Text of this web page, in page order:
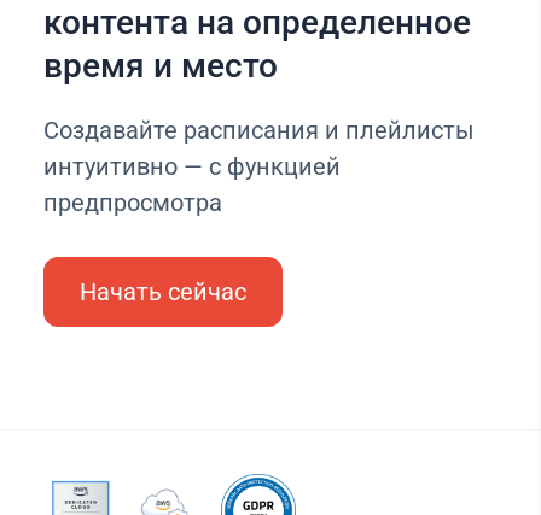
контента на определенное
время и место
Создавайте расписания и плейлисты
интуитивно — с функцией
предпросмотра
Начать сейчас